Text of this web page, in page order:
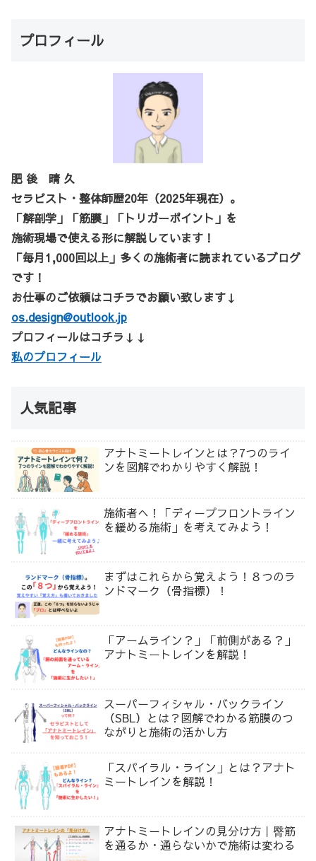
プロフィール
肥 後 晴 久
セラピスト・整体師歴20年（2025年現在）。
「解剖学」「筋膜」「トリガーポイント」を
施術現場で使える形に解説しています！
「毎月1,000回以上」多くの施術者に読まれているブログ
です！
お仕事のご依頼はコチラでお願い致します↓
os.design@outlook.jp
プロフィールはコチラ↓↓
私のプロフィール
人気記事
アナトミートレインとは？7つのライ
ンを図解でわかりやすく解説！
施術者へ！「ディープフロントライン
を緩める施術」を考えてみよう！
まずはこれらから覚えよう！８つのラ
ンドマーク（骨指標）！
「アームライン？」「前側がある？」
アナトミートレインを解説！
スーパーフィシャル・バックライン
（SBL）とは？図解でわかる筋膜のつ
ながりと施術の活かし方
「スパイラル・ライン」とは？アナト
ミートレインを解説！
アナトミートレインの見分け方｜臀筋
を通るか・通らないかで施術は変わる